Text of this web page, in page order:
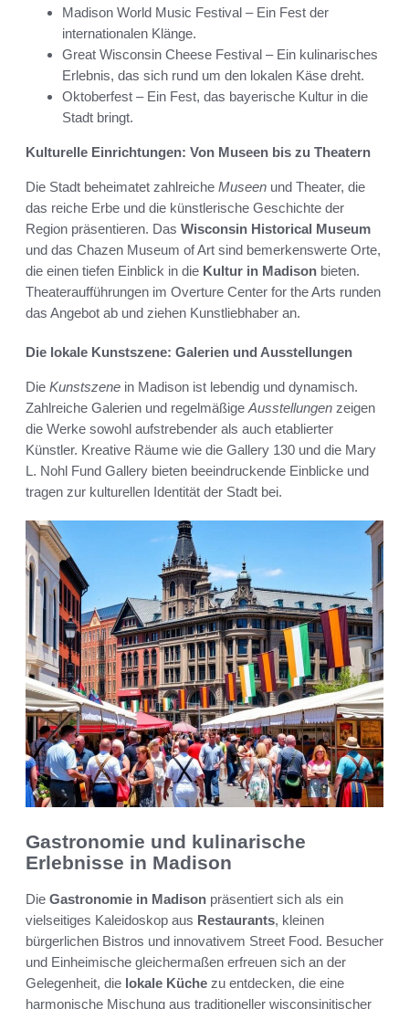
Madison World Music Festival – Ein Fest der
internationalen Klänge.
Great Wisconsin Cheese Festival – Ein kulinarisches
Erlebnis, das sich rund um den lokalen Käse dreht.
Oktoberfest – Ein Fest, das bayerische Kultur in die
Stadt bringt.
Kulturelle Einrichtungen: Von Museen bis zu Theatern
Die Stadt beheimatet zahlreiche Museen und Theater, die
das reiche Erbe und die künstlerische Geschichte der
Region präsentieren. Das Wisconsin Historical Museum
und das Chazen Museum of Art sind bemerkenswerte Orte,
die einen tiefen Einblick in die Kultur in Madison bieten.
Theateraufführungen im Overture Center for the Arts runden
das Angebot ab und ziehen Kunstliebhaber an.
Die lokale Kunstszene: Galerien und Ausstellungen
Die Kunstszene in Madison ist lebendig und dynamisch.
Zahlreiche Galerien und regelmäßige Ausstellungen zeigen
die Werke sowohl aufstrebender als auch etablierter
Künstler. Kreative Räume wie die Gallery 130 und die Mary
L. Nohl Fund Gallery bieten beeindruckende Einblicke und
tragen zur kulturellen Identität der Stadt bei.
Gastronomie und kulinarische
Erlebnisse in Madison
Die Gastronomie in Madison präsentiert sich als ein
vielseitiges Kaleidoskop aus Restaurants, kleinen
bürgerlichen Bistros und innovativem Street Food. Besucher
und Einheimische gleichermaßen erfreuen sich an der
Gelegenheit, die lokale Küche zu entdecken, die eine
harmonische Mischung aus traditioneller wisconsinitischer